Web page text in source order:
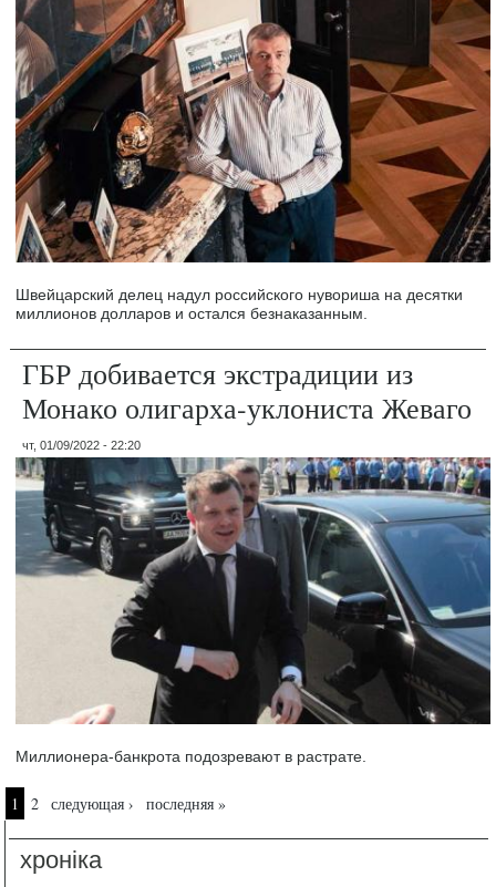
Швейцарский делец надул российского нувориша на десятки
миллионов долларов и остался безнаказанным.
ГБР добивается экстрадиции из
Монако олигарха-уклониста Жеваго
чт, 01/09/2022 - 22:20
Миллионера-банкрота подозревают в растрате.
Страницы
1 2 следующая › последняя »
хроніка